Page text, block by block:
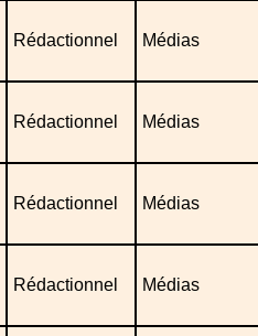
Rédactionnel Médias
Rédactionnel Médias
Rédactionnel Médias
Rédactionnel Médias